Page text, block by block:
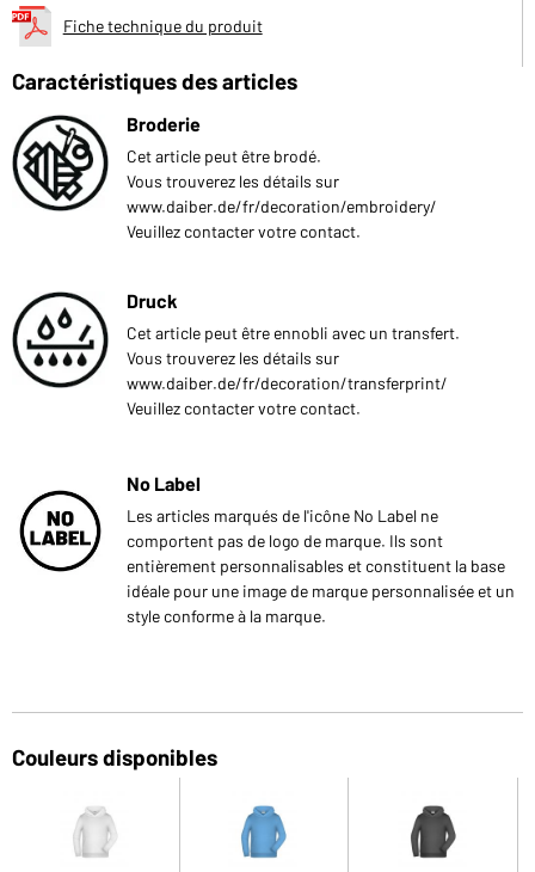
Fiche technique du produit
Caractéristiques des articles
Broderie
Cet article peut être brodé.
Vous trouverez les détails sur
www.daiber.de/fr/decoration/embroidery/
Veuillez contacter votre contact.
Druck
Cet article peut être ennobli avec un transfert.
Vous trouverez les détails sur
www.daiber.de/fr/decoration/transferprint/
Veuillez contacter votre contact.
No Label
Les articles marqués de l'icône No Label ne
comportent pas de logo de marque. Ils sont
entièrement personnalisables et constituent la base
idéale pour une image de marque personnalisée et un
style conforme à la marque.
Couleurs disponibles